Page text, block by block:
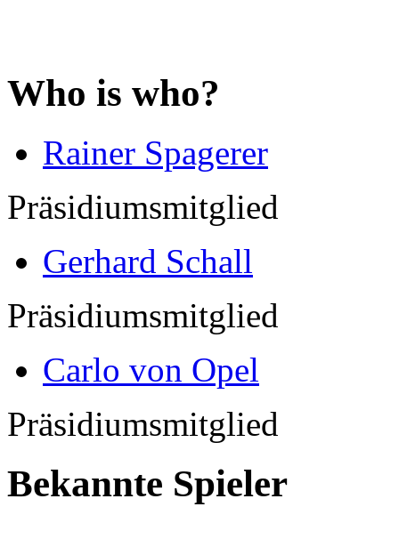
Who is who?
Rainer Spagerer
Präsidiumsmitglied
Gerhard Schall
Präsidiumsmitglied
Carlo von Opel
Präsidiumsmitglied
Bekannte Spieler